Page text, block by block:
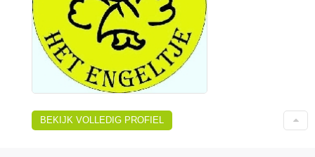
BEKIJK VOLLEDIG PROFIEL